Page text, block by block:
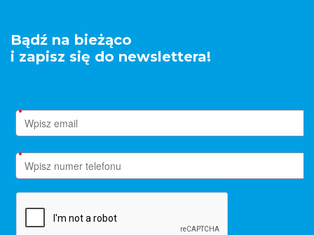
Bądź na bieżąco
i zapisz się do newslettera!